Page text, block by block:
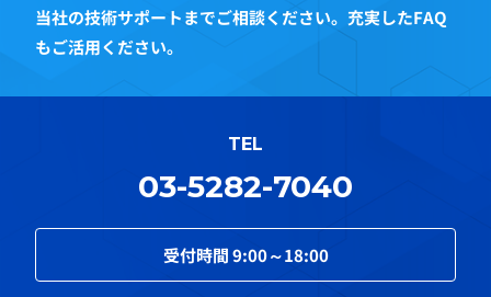
当社の技術サポートまでご相談ください。充実したFAQ
もご活用ください。
TEL
03-5282-7040
受付時間9:00～18:00